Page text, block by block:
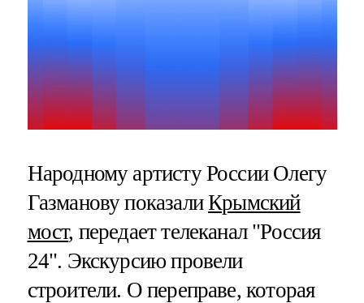
Народному артисту России Олегу
Газманову показалиКрымский
мост, передает телеканал "Россия
24". Экскурсию провели
строители. О переправе, которая